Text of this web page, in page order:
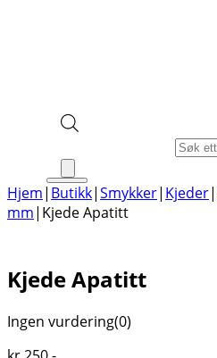
Hjem| Butikk|Smykker| Kjeder|
mm| Kjede Apatitt
Kjede Apatitt
Ingen vurdering(0)